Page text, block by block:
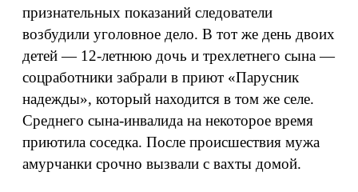
признательных показаний следователи
возбудили уголовное дело. В тот же день двоих
детей — 12-летнюю дочь и трехлетнего сына —
соцработники забрали в приют «Парусник
надежды», который находится в том же селе.
Среднего сына-инвалида на некоторое время
приютила соседка. После происшествия мужа
амурчанки срочно вызвали с вахты домой.